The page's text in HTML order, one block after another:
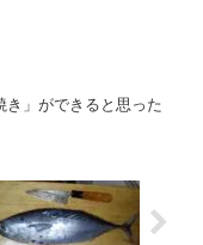
き」ができると思った